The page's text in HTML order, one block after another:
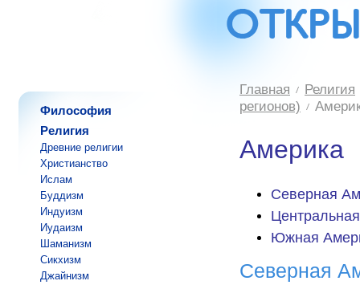
Философия
Религия
Древние религии
Христианство
Ислам
Буддизм
Индуизм
Иудаизм
Шаманизм
Сикхизм
Джайнизм
Главная
Религия
регионов)
Америка
Северная
Южная
Северная